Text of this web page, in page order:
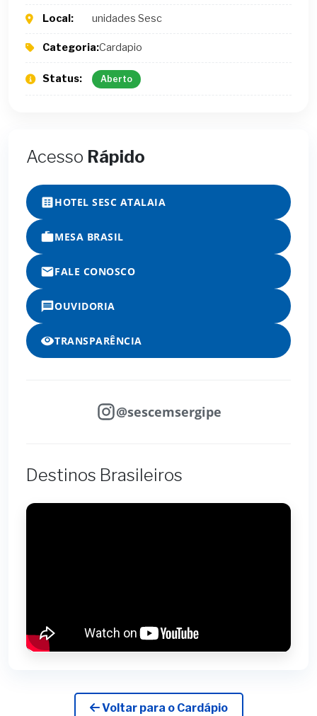
Local: unidades Sesc
Categoria:Cardapio
Status: Aberto
Acesso Rápido
HOTEL SESC ATALAIA
MESA BRASIL
FALE CONOSCO
OUVIDORIA
TRANSPARÊNCIA
@sescemsergipe
Destinos Brasileiros
Voltar para o Cardápio